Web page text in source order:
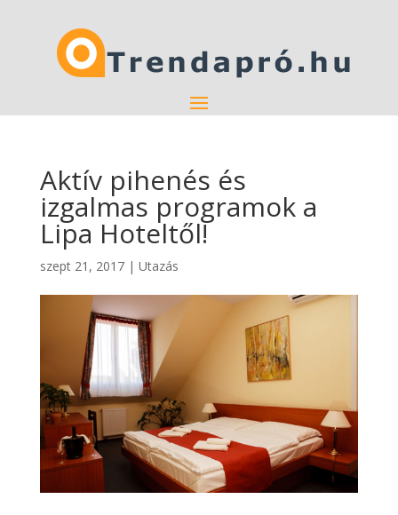
Aktív pihenés és
izgalmas programok a
Lipa Hoteltől!
szept 21, 2017| Utazás